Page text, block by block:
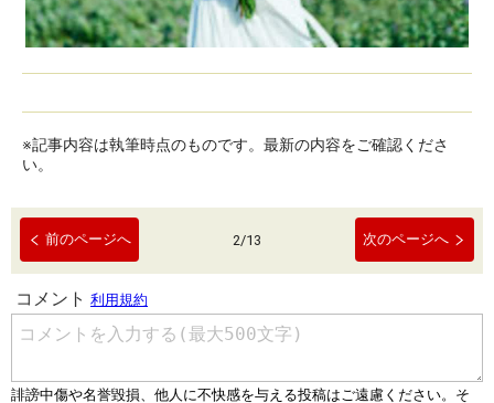
※記事内容は執筆時点のものです。最新の内容をご確認くださ
い。
前のページへ 2/13 次のページへ